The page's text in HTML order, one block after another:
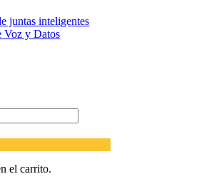
juntas inteligentes
Voz y Datos
el carrito.